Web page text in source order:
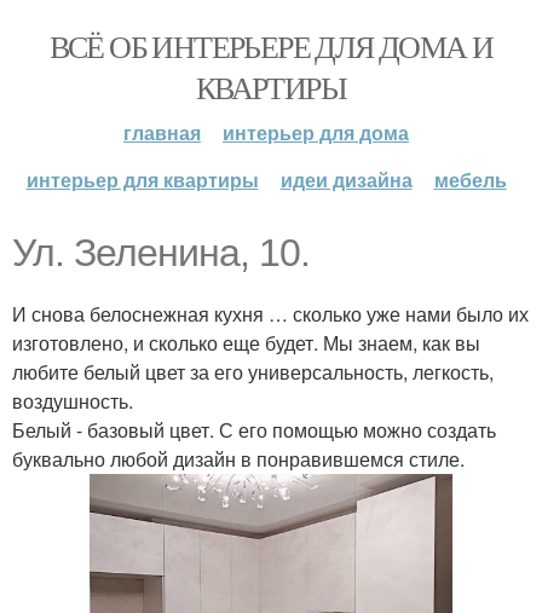
ВСЁ ОБ ИНТЕРЬЕРЕ ДЛЯ ДОМА И
КВАРТИРЫ
главная
интерьер для дома
интерьер для квартиры
идеи дизайна мебель
Ул. Зеленина, 10.
И снова белоснежная кухня … сколько уже нами было их
изготовлено, и сколько еще будет. Мы знаем, как вы
любите белый цвет за его универсальность, легкость,
воздушность.
Белый - базовый цвет. С его помощью можно создать
буквально любой дизайн в понравившемся стиле.